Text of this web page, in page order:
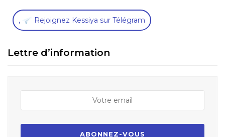
, Rejoignez Kessiya sur Télégram
Lettre d’information